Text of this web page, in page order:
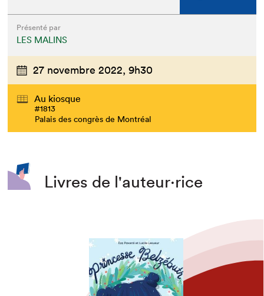
Présenté par
LES MALINS
27 novembre 2022, 9h30
Au kiosque
#1813
Palais des congrès de Montréal
Livres de l'auteur·rice